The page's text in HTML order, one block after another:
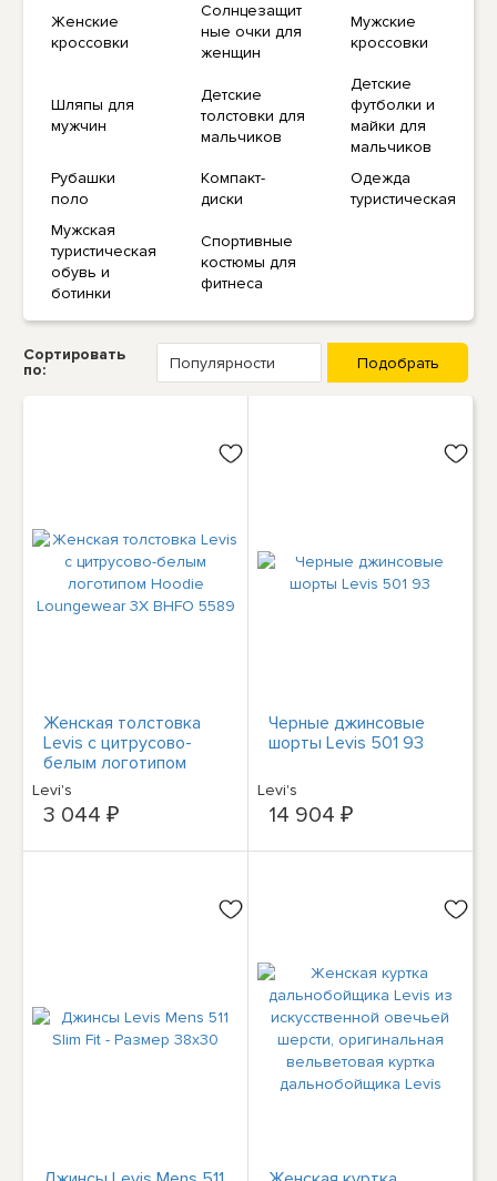
Женские
кроссовки
Солнцезащит
ные очки для
женщин
Мужские
кроссовки
Шляпы для
мужчин
Детские
толстовки для
мальчиков
Детские
футболки и
майки для
мальчиков
Рубашки
поло
Компакт-
диски
Одежда
туристическая
Мужская
туристическая
обувь и
ботинки
Спортивные
костюмы для
фитнеса
Сортировать
по:
Женская толстовка
Levis с цитрусово-
белым логотипом
Hoodie Loungewear 3X
BHFO 5589
Levi's
3 044 ₽
Черные джинсовые
шорты Levis 501 93
Levi's
14 904 ₽